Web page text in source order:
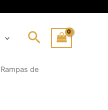
Search
de